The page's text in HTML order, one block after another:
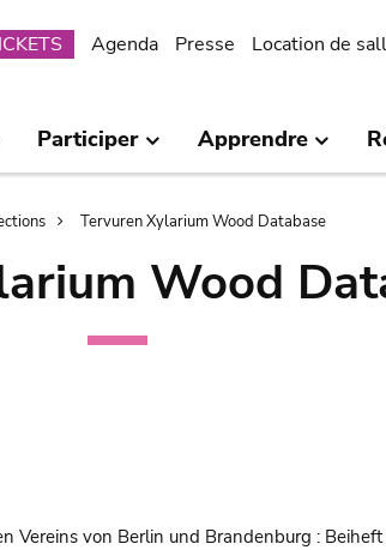
Agenda Presse Location de
Participer Apprendre
Tervuren Xylarium Wood Database
Wood
Vereins von Berlin und Brandenburg :